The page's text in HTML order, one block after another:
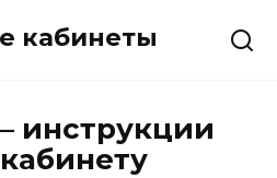
кабинеты
инструкции